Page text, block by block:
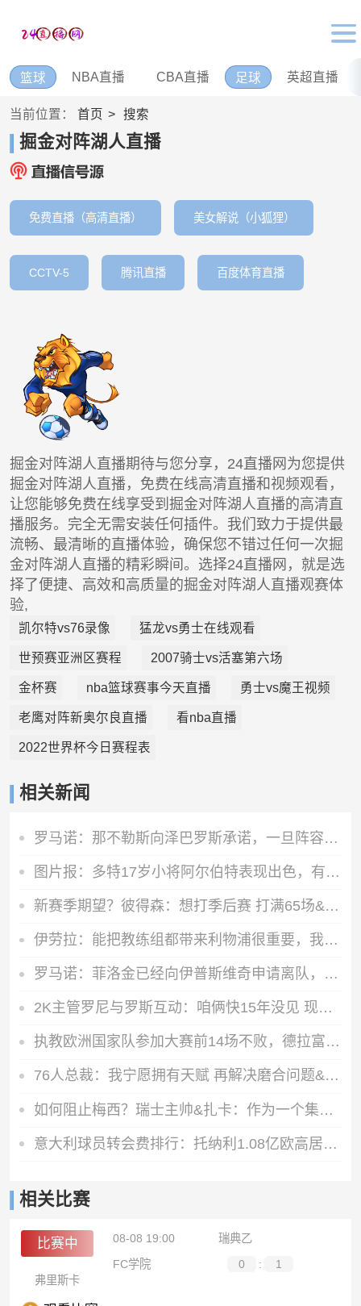
篮球 NBA直播 CBA直播 足球 英超直播
当前位置： 首页 搜索
掘金对阵湖人直播
免费直播（高清直播） 美女解说（小狐狸）
CCTV-5 腾讯直播 百度体育直播
掘金对阵湖人直播期待与您分享，24直播网为您提供
掘金对阵湖人直播，免费在线高清直播和视频观看，
让您能够免费在线享受到掘金对阵湖人直播的高清直
播服务。完全无需安装任何插件。我们致力于提供最
流畅、最清晰的直播体验，确保您不错过任何一次掘
金对阵湖人直播的精彩瞬间。选择24直播网，就是选
择了便捷、高效和高质量的掘金对阵湖人直播观赛体
验,
凯尔特vs76录像 猛龙vs勇士在线观看
世预赛亚洲区赛程 2007骑士vs活塞第六场
金杯赛 nba篮球赛事今天直播 勇士vs魔王视频
老鹰对阵新奥尔良直播 看nba直播
2022世界杯今日赛程表
相关新闻
罗马诺：那不勒斯向泽巴罗斯承诺，一旦阵容腾出空间就会签下他
图片报：多特17岁小将阿尔伯特表现出色，有望冲击一线队位置
新赛季期望？彼得森：想打季后赛 打满65场&进一阵一防&最佳新秀
伊劳拉：能把教练组都带来利物浦很重要，我们彼此了解并合作无间
罗马诺：菲洛金已经向伊普斯维奇申请离队，佛罗伦萨非常感兴趣
2K主管罗尼与罗斯互动：咱俩快15年没见 现在咱俩都长胡子了
执教欧洲国家队参加大赛前14场不败，德拉富恩特是历史首人
76人总裁：我宁愿拥有天赋 再解决磨合问题&球员们都愿意牺牲
如何阻止梅西？瑞士主帅&扎卡：作为一个集体移动 尽量让他少拿球
意大利球员转会费排行：托纳利1.08亿欧高居榜首，雷特吉6180万欧
相关比赛
比赛中 08-08 19:00
瑞典乙
FC学院
0 :
1
弗里斯卡